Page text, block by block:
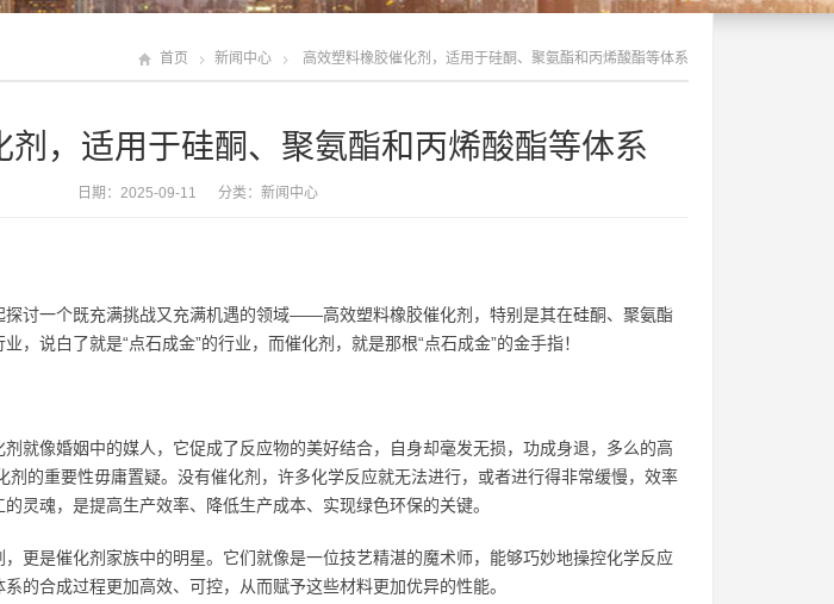
首页 新闻中心 高效塑料橡胶催化剂，适用于硅酮、聚氨酯和丙烯酸酯等体系
剂，适用于硅酮、聚氨酯和丙烯酸酯等体系
日期：2025-09-11 分类： 新闻中心
探讨一个既充满挑战又充满机遇的领域——高效塑料橡胶催化剂，特别是其在硅酮、聚氨酯
，说白了就是“点石成金”的行业，而催化剂，就是那根“点石成金”的金手指！
就像婚姻中的媒人，它促成了反应物的美好结合，自身却毫发无损，功成身退，多么的高
剂的重要性毋庸置疑。没有催化剂，许多化学反应就无法进行，或者进行得非常缓慢，效率
灵魂，是提高生产效率、降低生产成本、实现绿色环保的关键。
更是催化剂家族中的明星。它们就像是一位技艺精湛的魔术师，能够巧妙地操控化学反应
的合成过程更加高效、可控，从而赋予这些材料更加优异的性能。